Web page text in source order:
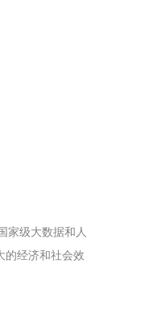
家级大数据和人
的经济和社会效